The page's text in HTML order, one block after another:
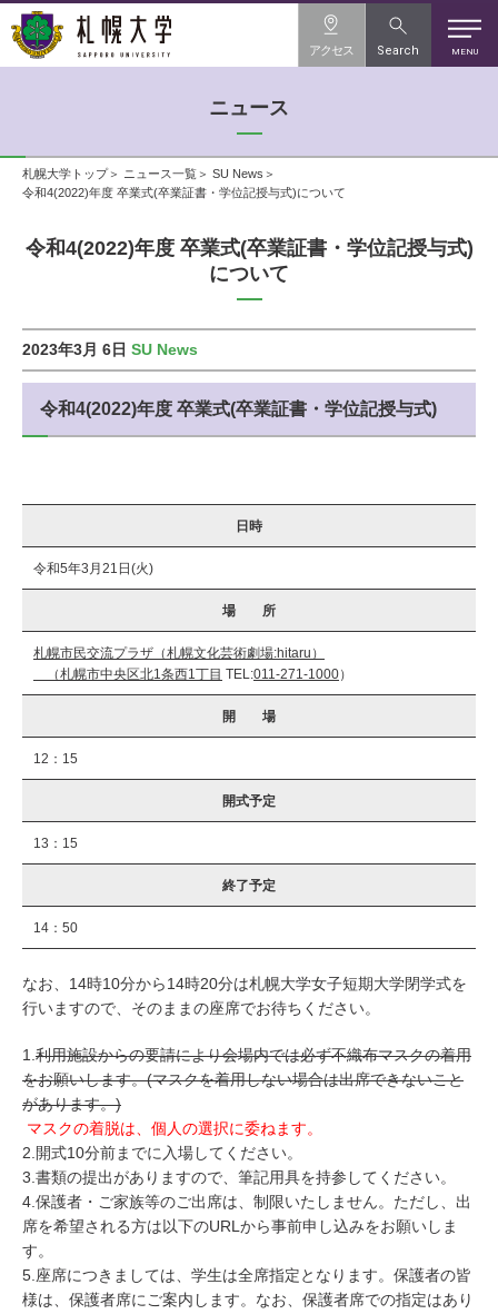
MENU
アクセス Search
ニュース
札幌大学トップ ニュース一覧
SU News
令和4(2022)年度 卒業式(卒業証書・学位記授与式)について
令和4(2022)年度 卒業式(卒業証書・学位記授与式)
について
2023年3月 6日 SU News
令和4(2022)年度 卒業式(卒業証書・学位記授与式)
日時
令和5年3月21日(火)
場 所
札幌市民交流プラザ（札幌文化芸術劇場:hitaru）
（札幌市中央区北1条西1丁目 TEL:011-271-1000）
開 場
12：15
開式予定
13：15
終了予定
14：50
なお、14時10分から14時20分は札幌大学女子短期大学閉学式を
行いますので、そのままの座席でお待ちください。
1. 利用施設からの要請により会場内では必ず不織布マスクの着用
をお願いします。(マスクを着用しない場合は出席できないこと
があります。)
マスクの着脱は、個人の選択に委ねます。
2.開式10分前までに入場してください。
3.書類の提出がありますので、筆記用具を持参してください。
4.保護者・ご家族等のご出席は、制限いたしません。ただし、出
席を希望される方は以下のURLから事前申し込みをお願いしま
す。
5.座席につきましては、学生は全席指定となります。保護者の皆
様は、保護者席にご案内します。なお、保護者席での指定はあり